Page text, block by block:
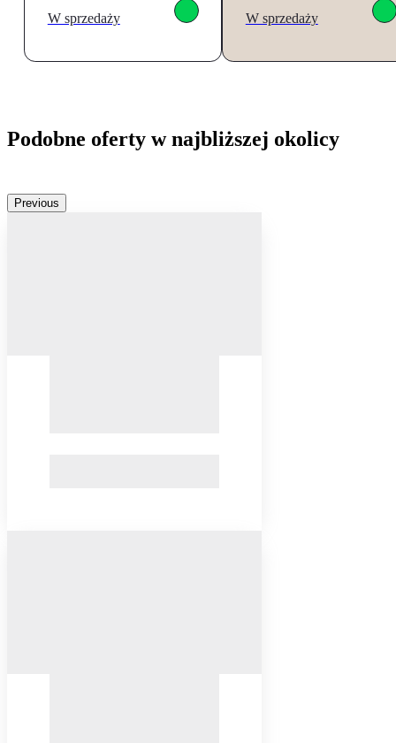
W sprzedaży
W sprzedaży
Podobne oferty w najbliższej okolicy
Previous